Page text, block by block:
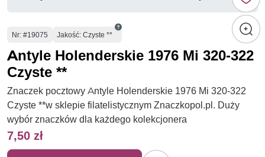
Numer
Nr: #19075 Jakość: Czyste **
Antyle Holenderskie 1976 Mi 320-322
Czyste **
Znaczek pocztowy Antyle Holenderskie 1976 Mi 320-322
Czyste **w sklepie filatelistycznym Znaczkopol.pl. Duży
wybór znaczków dla każdego kolekcjonera
7,50 zł